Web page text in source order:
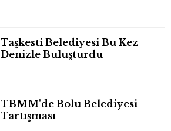
Taşkesti Belediyesi Bu Kez
Denizle Buluşturdu
TBMM'de Bolu Belediyesi
Tartışması